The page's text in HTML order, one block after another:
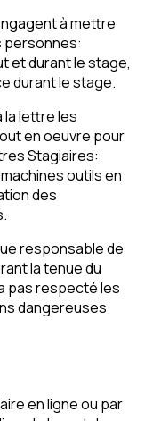
à mettre
personnes:
et durant le stage,
durant le stage.
la lettre les
en oeuvre pour
Stagiaires:
outils en
des
responsable de
la tenue du
pas respecté les
dangereuses
en ligne ou par